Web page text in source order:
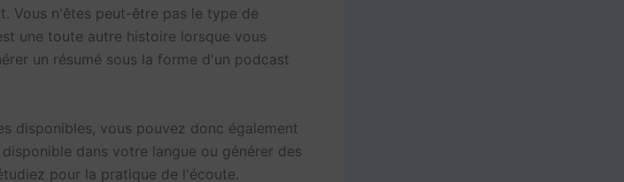
Vous n'êtes peut-être pas le type de
une toute autre histoire lorsque vous
un résumé sous la forme d'un podcast
disponibles, vous pouvez donc également
dans votre langue ou générer des
pour la pratique de l'écoute.